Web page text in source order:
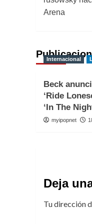
de
Arena
Internacional
Beck
‘Ride
‘In The
myipopnet
Deja
Tu dirección